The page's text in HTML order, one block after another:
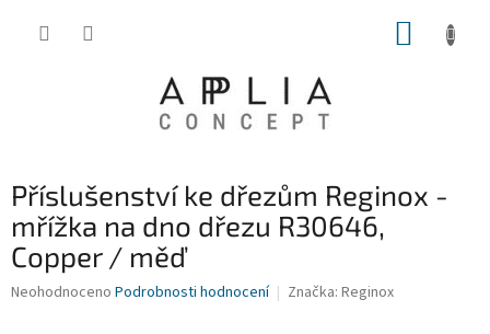
Příslušenství ke dřezům Reginox -
mřížka na dno dřezu R30646,
Copper / měď
Průměrné
Neohodnoceno Podrobnosti hodnocení Značka: Reginox